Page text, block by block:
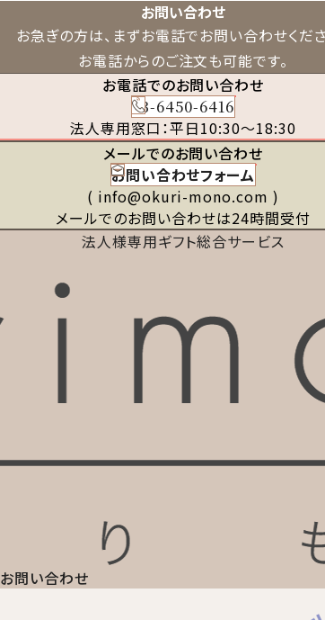
お問い合わせ
お急ぎの方は、まずお電話でお問い合わせくださ
お電話からのご注文も可能です。
お電話でのお問い合わせ
03-6450-6416
法人専用窓口：平日10:30～18:30
メールでのお問い合わせ
お問い合わせフォーム
( info@okuri-mono.com )
メールでのお問い合わせは24時間受付
法人様専用ギフト総合サービス
お問い合わせ